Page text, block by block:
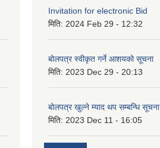
Invitation for electronic Bid
मिति: 2024 Feb 29 - 12:32
बोलपत्र स्वीकृत गर्ने आशयको सूचना
मिति: 2023 Dec 29 - 20:13
बोलपत्र खुल्ने म्याद थप सम्बन्धि सूचना
मिति: 2023 Dec 11 - 16:05